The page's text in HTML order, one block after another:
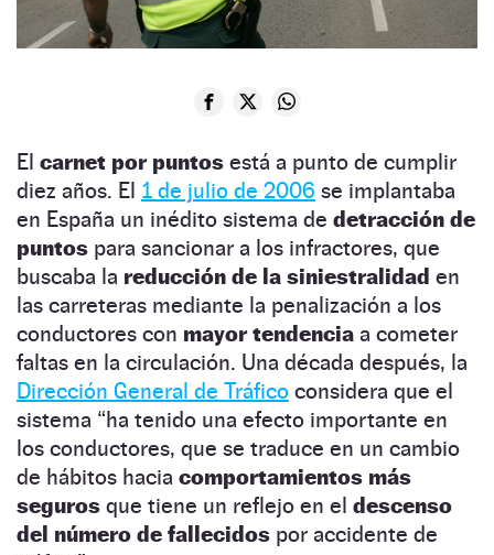
El carnet por puntos está a punto de cumplir
diez años. El 1 de julio de 2006 se implantaba
en España un inédito sistema de detracción de
puntos para sancionar a los infractores, que
buscaba la reducción de la siniestralidad en
las carreteras mediante la penalización a los
conductores con mayor tendencia a cometer
faltas en la circulación. Una década después, la
Dirección General de Tráfico considera que el
sistema “ha tenido una efecto importante en
los conductores, que se traduce en un cambio
de hábitos hacia comportamientos más
seguros que tiene un reflejo en el descenso
del número de fallecidos por accidente de